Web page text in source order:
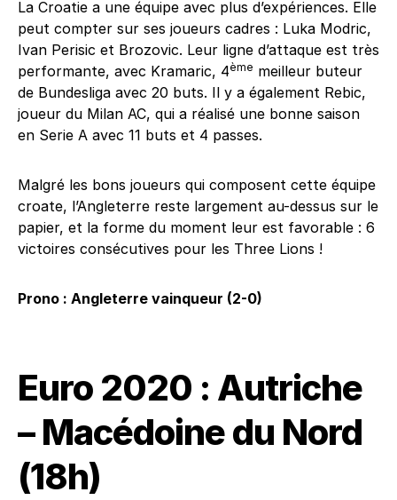
La Croatie a une équipe avec plus d’expériences. Elle
peut compter sur ses joueurs cadres : Luka Modric,
Ivan Perisic et Brozovic. Leur ligne d’attaque est très
performante, avec Kramaric, 4ème meilleur buteur
de Bundesliga avec 20 buts. Il y a également Rebic,
joueur du Milan AC, qui a réalisé une bonne saison
en Serie A avec 11 buts et 4 passes.
Malgré les bons joueurs qui composent cette équipe
croate, l’Angleterre reste largement au-dessus sur le
papier, et la forme du moment leur est favorable : 6
victoires consécutives pour les Three Lions !
Prono : Angleterre vainqueur (2-0)
Euro 2020 : Autriche
– Macédoine du Nord
(18h)